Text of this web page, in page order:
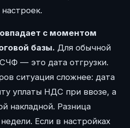
с моментом
базы. Для обычной
— это дата отгрузки.
ситуация сложнее: дата
уплаты НДС при ввозе, а
накладной. Разница
Если в настройках